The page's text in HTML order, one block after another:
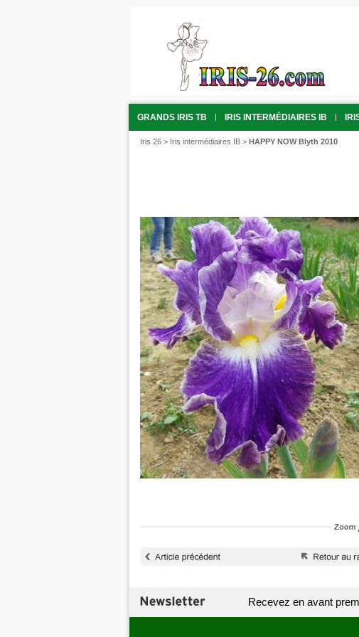
GRANDS IRIS TB IRIS INTERMÉDIAIRES IB
Iris 26 > Iris intermédiaires IB > HAPPY NOW Blyth 2010
Recevez en avant